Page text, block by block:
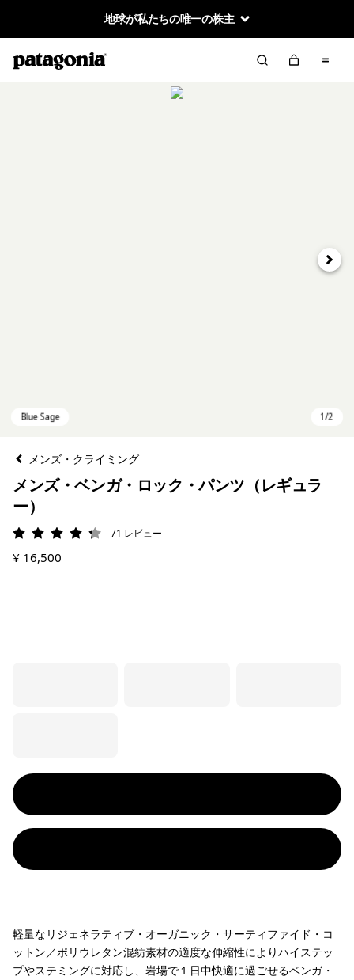
地球が私たちの唯一の株主
次へ
メンズ・クライミング
メンズ・ベンガ・ロック・パンツ（レギュラ
ー）
評価: 4.3 / 5
71 レビュー
¥ 16,500
軽量なリジェネラティブ・オーガニック・サーティファイド・コ
ットン／ポリウレタン混紡素材の適度な伸縮性によりハイステッ
プやステミングに対応し、岩場で１日中快適に過ごせるベンガ・